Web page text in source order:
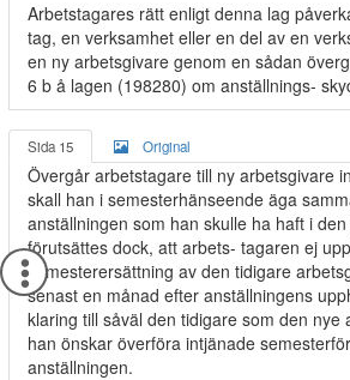
Arbetstagares rätt enligt denna lag
tag, en verksamhet eller en del av en
en ny arbetsgivare genom en sådan
6 b å lagen (198280) om anställnings-
Sida 15 Original
Övergår arbetstagare till ny arbetsgivare
skall han i semesterhänseende äga
anställningen som han skulle ha haft i
förutsättes dock, att arbets- tagaren ej
semesterersättning av den tidigare
senast en månad efter anställningens
klaring till såväl den tidigare som den nye
han önskar överföra intjänade
anställningen.